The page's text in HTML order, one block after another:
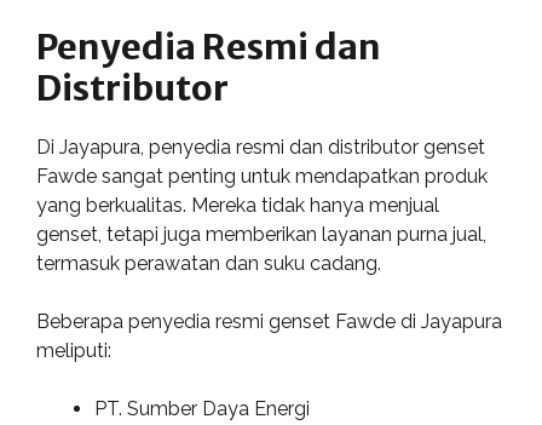
Penyedia Resmi dan
Distributor
Di Jayapura, penyedia resmi dan distributor genset
Fawde sangat penting untuk mendapatkan produk
yang berkualitas. Mereka tidak hanya menjual
genset, tetapi juga memberikan layanan purna jual,
termasuk perawatan dan suku cadang.
Beberapa penyedia resmi genset Fawde di Jayapura
meliputi:
PT. Sumber Daya Energi